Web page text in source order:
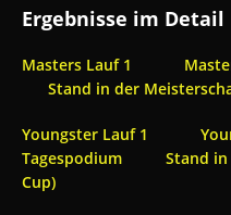
Ergebnisse im Detail
Masters Lauf 1
Stand in der
Youngster Lauf 1
Tagespodium
Stand
Cup)